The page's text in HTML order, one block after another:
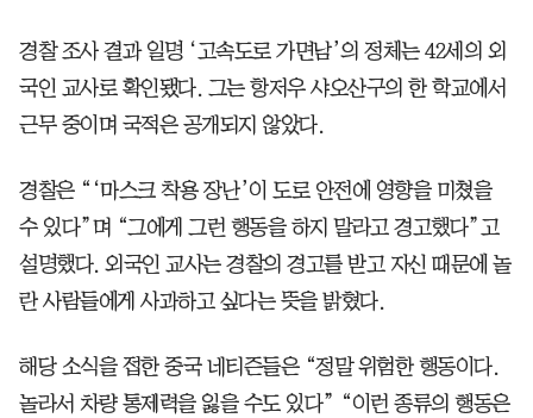
경찰 조사 결과 일명 ‘고속도로 가면남’의 정체는 42세의 외
국인 교사로 확인됐다. 그는 항저우 샤오산구의 한 학교에서
근무 중이며 국적은 공개되지 않았다.
경찰은 “‘마스크 착용 장난’이 도로 안전에 영향을 미쳤을
수 있다”며 “그에게 그런 행동을 하지 말라고 경고했다”고
설명했다. 외국인 교사는 경찰의 경고를 받고 자신 때문에 놀
란 사람들에게 사과하고 싶다는 뜻을 밝혔다.
해당 소식을 접한 중국 네티즌들은 “정말 위험한 행동이다.
놀라서 차량 통제력을 잃을 수도 있다” “이런 종류의 행동은